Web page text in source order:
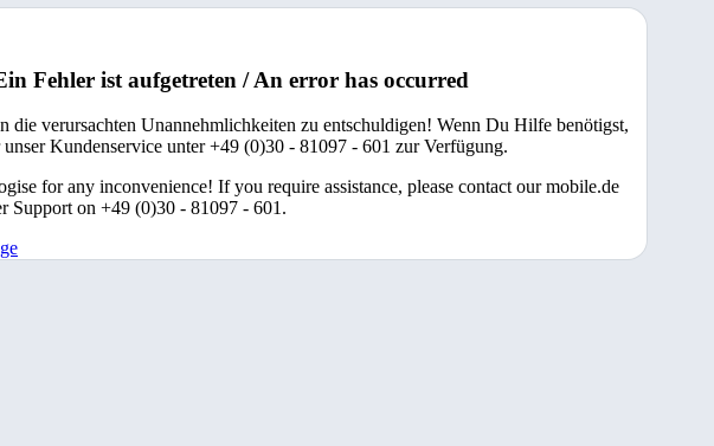
Fehler ist aufgetreten / An error has occurred
die verursachten Unannehmlichkeiten zu entschuldigen! Wenn Du Hilfe benötigst,
Kundenservice unter +49 (0)30 - 81097 - 601 zur Verfügung.
for any inconvenience! If you require assistance, please contact our mobile.de
Support on +49 (0)30 - 81097 - 601.